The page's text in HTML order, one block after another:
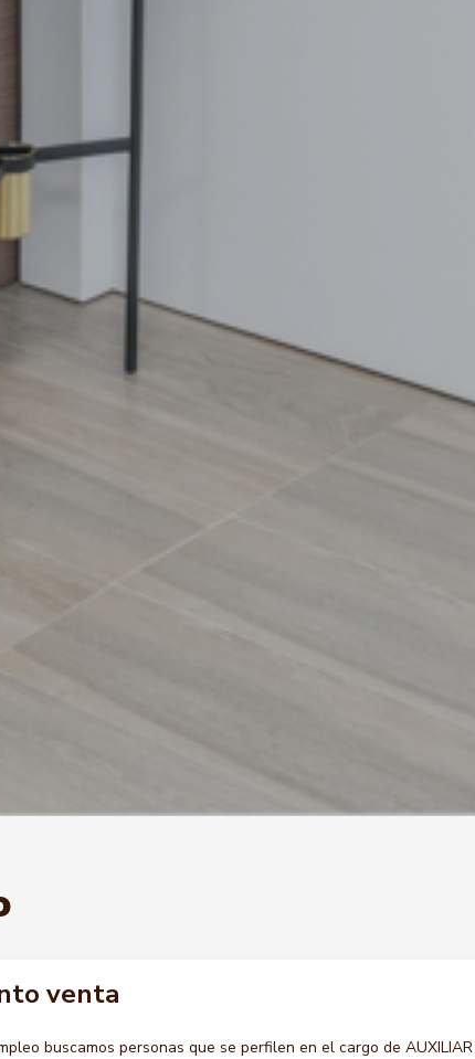
venta
buscamos personas que se perfilen en el cargo de